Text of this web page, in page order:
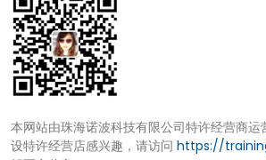
本网站由珠海诺波科技有限公司特许经营商
设特许经营店感兴趣，请访问 https://